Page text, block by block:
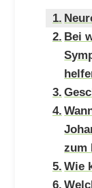
Bei
zum
Wie